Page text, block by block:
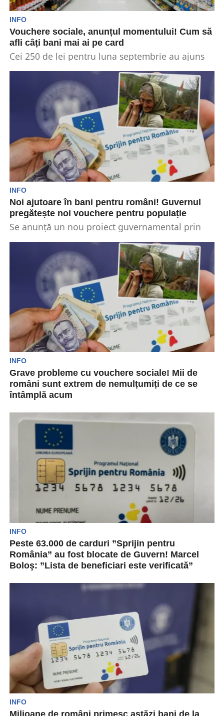
INFO
Vouchere sociale, anunțul momentului! Cum să
afli câți bani mai ai pe card
Cei 250 de lei pentru luna septembrie au ajuns
INFO
Noi ajutoare în bani pentru români! Guvernul
pregătește noi vouchere pentru populație
Se anunță un nou proiect guvernamental prin
INFO
Grave probleme cu vouchere sociale! Mii de
români sunt extrem de nemulțumiți de ce se
întâmplă acum
iarăși foarte mari probleme. Din nou, românii...
INFO
Peste 63.000 de carduri ”Sprijin pentru
România” au fost blocate de Guvern! Marcel
Boloş: ”Lista de beneficiari este verificată”
cardul social din cadrul programului Sprijin
INFO
Milioane de români primesc astăzi bani de la